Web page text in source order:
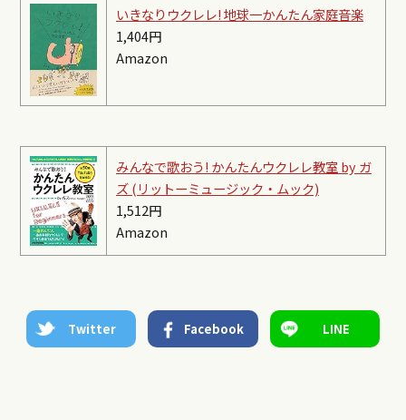
いきなりウクレレ! 地球一かんたん家庭音楽
1,404円
Amazon
みんなで歌おう! かんたんウクレレ教室 by ガ
ズ (リットーミュージック・ムック)
1,512円
Amazon
Twitter Facebook LINE